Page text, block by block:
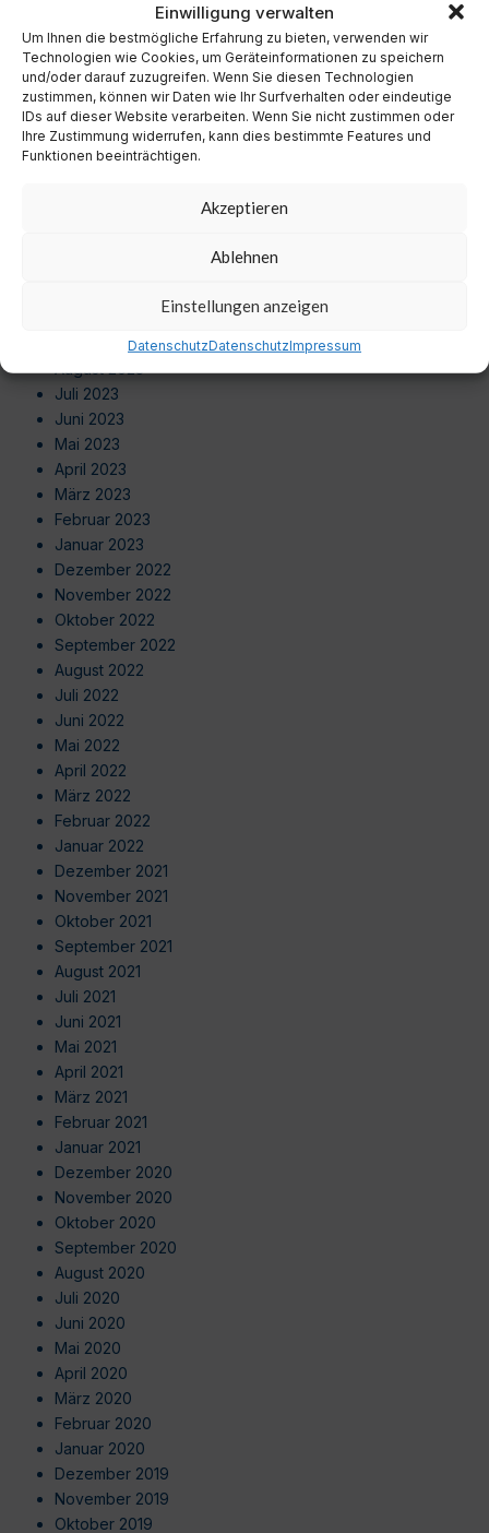
Einwilligung verwalten
Um Ihnen die bestmögliche Erfahrung zu bieten, verwenden wir
Technologien wie Cookies, um Geräteinformationen zu speichern
und/oder darauf zuzugreifen. Wenn Sie diesen Technologien
zustimmen, können wir Daten wie Ihr Surfverhalten oder eindeutige
IDs auf dieser Website verarbeiten. Wenn Sie nicht zustimmen oder
Ihre Zustimmung widerrufen, kann dies bestimmte Features und
Funktionen beeinträchtigen.
Akzeptieren
Ablehnen
Einstellungen anzeigen
DatenschutzDatenschutzImpressum
September 2024
August 2024
Juli 2024
Juni 2024
Mai 2024
September 2023
August 2023
Juli 2023
Juni 2023
Mai 2023
April 2023
März 2023
Februar 2023
Januar 2023
Dezember 2022
November 2022
Oktober 2022
September 2022
August 2022
Juli 2022
Juni 2022
Mai 2022
April 2022
März 2022
Februar 2022
Januar 2022
Dezember 2021
November 2021
Oktober 2021
September 2021
August 2021
Juli 2021
Juni 2021
Mai 2021
April 2021
März 2021
Februar 2021
Januar 2021
Dezember 2020
November 2020
Oktober 2020
September 2020
August 2020
Juli 2020
Juni 2020
Mai 2020
April 2020
März 2020
Februar 2020
Januar 2020
Dezember 2019
November 2019
Oktober 2019